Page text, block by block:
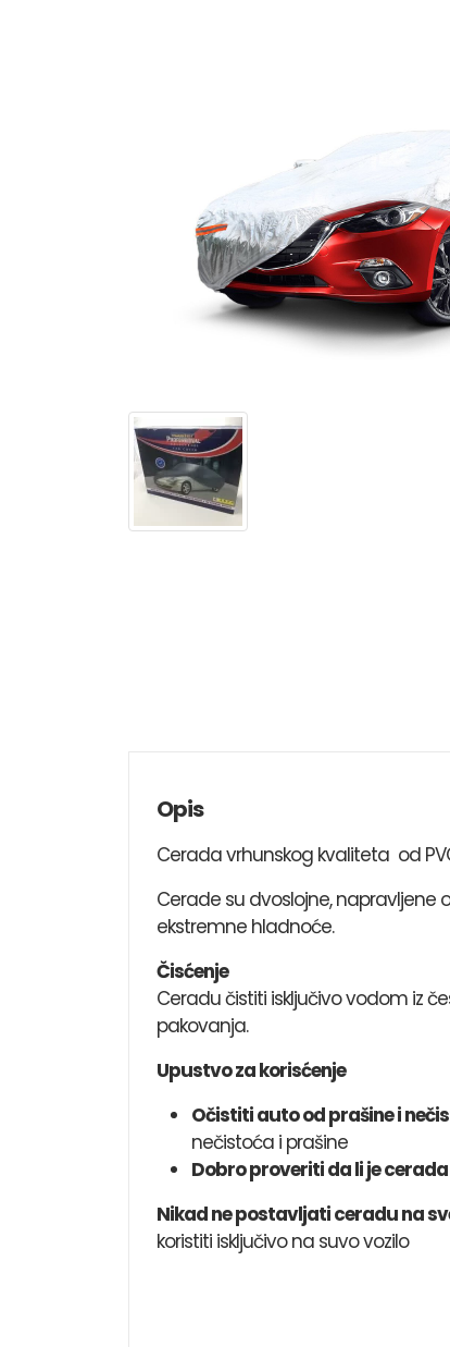
Opis
Cerada vrhunskog kvaliteta od
Cerade su dvoslojne, napravljene
ekstremne hladnoće.
Čisćenje
Ceradu čistiti isključivo vodom iz
pakovanja.
Upustvo za korisćenje
Očistiti auto od prašine i
nečistoća i prašine
Dobro proveriti da li je
Nikad ne postavljati ceradu na
koristiti isključivo na suvo vozilo